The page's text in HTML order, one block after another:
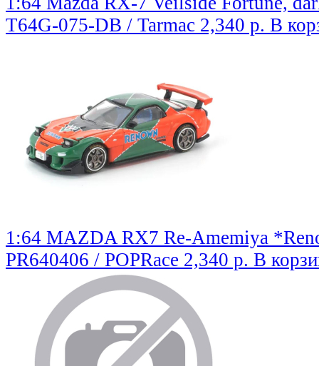
T64G-075-DB / Tarmac 2,340 р. В
1:64 MAZDA RX7 Re-Amemiya
PR640406 / POPRace 2,340 р. В